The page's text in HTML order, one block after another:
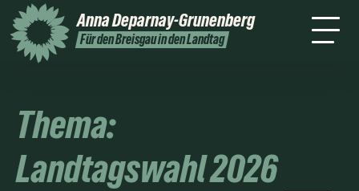
AnnaDeparnay-Grunenberg
Für den Breisgau in den Landtag
Kontakt Wahlkreis Presse
Home Über mich Themen
Thema:
Landtagswahl 2026